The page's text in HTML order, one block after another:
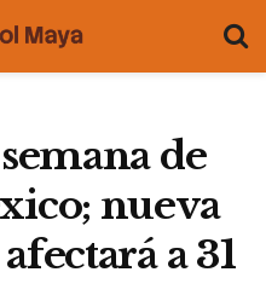
de
nueva
a 31